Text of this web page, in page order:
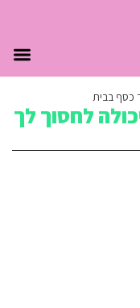
כסף בבית
לחסוך לך